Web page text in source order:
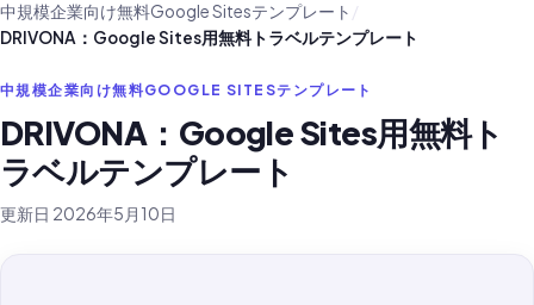
中規模企業向け無料Google Sitesテンプレート /
DRIVONA：Google Sites用無料トラベルテンプレート
中規模企業向け無料GOOGLE SITESテンプレート
DRIVONA：Google Sites用無料ト
ラベルテンプレート
更新日 2026年5月10日